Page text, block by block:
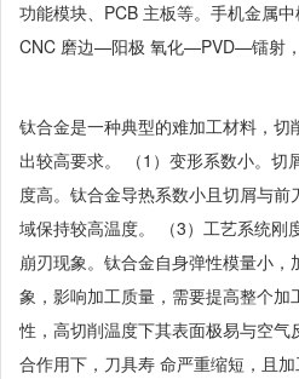
功能模块、PCB 主板等。手机金
CNC 磨边—阳极 氧化—PVD—镭射
钛合金是一种典型的难加工材料，
出较高要求。 （1）变形系数小。
度高。钛合金导热系数小且切屑与
域保持较高温度。 （3）工艺系统刚
崩刃现象。钛合金自身弹性模量小
象，影响加工质量，需要提高整个
性，高切削温度下其表面极易与空
合作用下，刀具寿 命严重缩短，且